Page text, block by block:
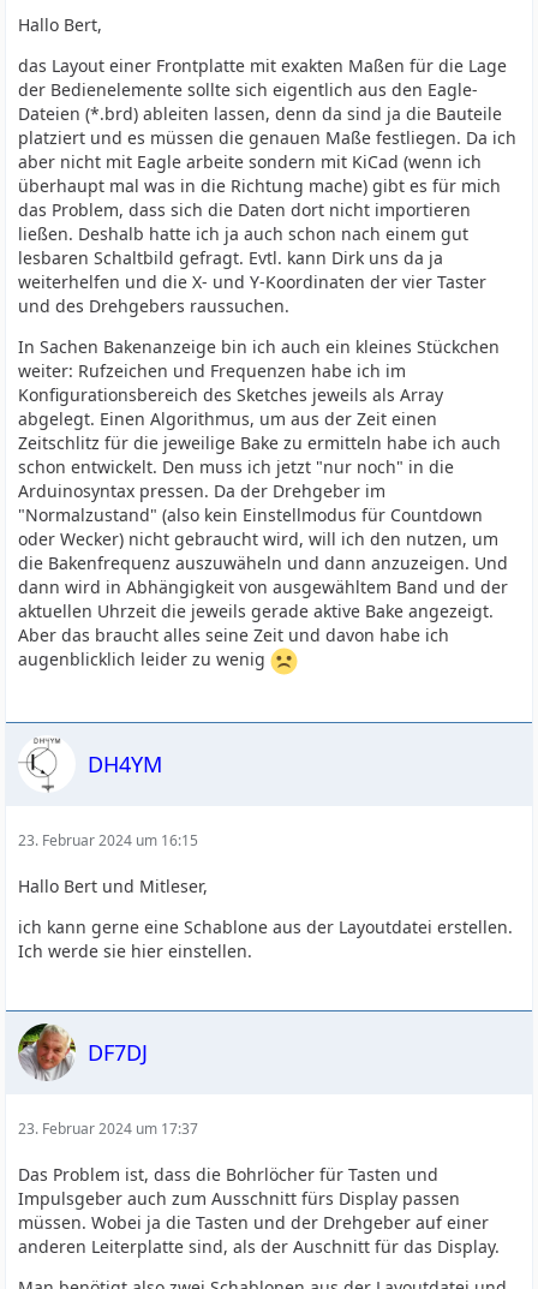
Hallo Bert,
das Layout einer Frontplatte mit exakten Maßen für die Lage
der Bedienelemente sollte sich eigentlich aus den Eagle-
Dateien (*.brd) ableiten lassen, denn da sind ja die Bauteile
platziert und es müssen die genauen Maße festliegen. Da ich
aber nicht mit Eagle arbeite sondern mit KiCad (wenn ich
überhaupt mal was in die Richtung mache) gibt es für mich
das Problem, dass sich die Daten dort nicht importieren
ließen. Deshalb hatte ich ja auch schon nach einem gut
lesbaren Schaltbild gefragt. Evtl. kann Dirk uns da ja
weiterhelfen und die X- und Y-Koordinaten der vier Taster
und des Drehgebers raussuchen.
In Sachen Bakenanzeige bin ich auch ein kleines Stückchen
weiter: Rufzeichen und Frequenzen habe ich im
Konfigurationsbereich des Sketches jeweils als Array
abgelegt. Einen Algorithmus, um aus der Zeit einen
Zeitschlitz für die jeweilige Bake zu ermitteln habe ich auch
schon entwickelt. Den muss ich jetzt "nur noch" in die
Arduinosyntax pressen. Da der Drehgeber im
"Normalzustand" (also kein Einstellmodus für Countdown
oder Wecker) nicht gebraucht wird, will ich den nutzen, um
die Bakenfrequenz auszuwäheln und dann anzuzeigen. Und
dann wird in Abhängigkeit von ausgewähltem Band und der
aktuellen Uhrzeit die jeweils gerade aktive Bake angezeigt.
Aber das braucht alles seine Zeit und davon habe ich
augenblicklich leider zu wenig
DH4YM
23. Februar 2024 um 16:15
Hallo Bert und Mitleser,
ich kann gerne eine Schablone aus der Layoutdatei erstellen.
Ich werde sie hier einstellen.
DF7DJ
23. Februar 2024 um 17:37
Das Problem ist, dass die Bohrlöcher für Tasten und
Impulsgeber auch zum Ausschnitt fürs Display passen
müssen. Wobei ja die Tasten und der Drehgeber auf einer
anderen Leiterplatte sind, als der Auschnitt für das Display.